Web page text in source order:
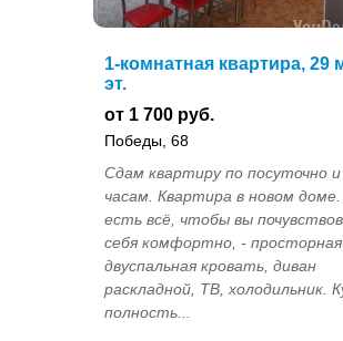
1-комнатная квартира, 29
эт.
от 1 700 руб.
Победы, 68
Сдам квартиру по посуточно
часам. Квартира в новом
есть всё, чтобы вы
себя комфортно, - просторная
двуспальная кровать, диван
раскладной, ТВ, холодильник.
полность...